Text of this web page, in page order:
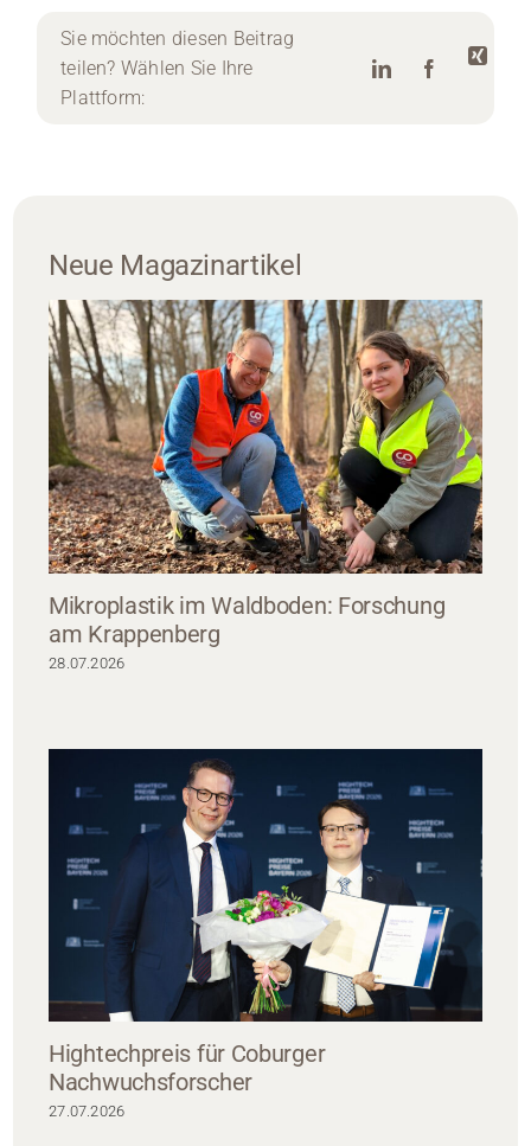
Sie möchten diesen Beitrag
teilen? Wählen Sie Ihre
Plattform:
Neue Magazinartikel
Mikroplastik im Waldboden: Forschung
am Krappenberg
28.07.2026
Hightechpreis für Coburger
Nachwuchsforscher
27.07.2026